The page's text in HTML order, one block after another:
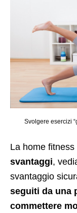
Svolgere esercizi
La home
svantaggi,
svantaggio
seguiti da una
commettere